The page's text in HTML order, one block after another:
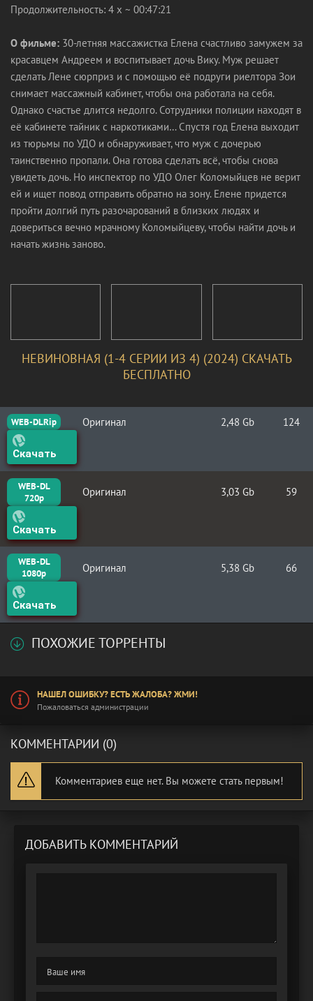
Продолжительность: 4 x ~ 00:47:21
О фильме: 30-летняя массажистка Елена счастливо замужем за
красавцем Андреем и воспитывает дочь Вику. Муж решает
сделать Лене сюрприз и с помощью её подруги риелтора Зои
снимает массажный кабинет, чтобы она работала на себя.
Однако счастье длится недолго. Сотрудники полиции находят в
её кабинете тайник с наркотиками… Спустя год Елена выходит
из тюрьмы по УДО и обнаруживает, что муж с дочерью
таинственно пропали. Она готова сделать всё, чтобы снова
увидеть дочь. Но инспектор по УДО Олег Коломыйцев не верит
ей и ищет повод отправить обратно на зону. Елене придется
пройти долгий путь разочарований в близких людях и
довериться вечно мрачному Коломыйцеву, чтобы найти дочь и
начать жизнь заново.
НЕВИНОВНАЯ (1-4 СЕРИИ ИЗ 4) (2024) СКАЧАТЬ
БЕСПЛАТНО
WEB-DLRip Оригинал 2,48 Gb 124
Скачать
WEB-DL
720p
Оригинал 3,03 Gb 59
Скачать
WEB-DL
1080p
Оригинал 5,38 Gb 66
Скачать
ПОХОЖИЕ ТОРРЕНТЫ
НАШЕЛ ОШИБКУ? ЕСТЬ ЖАЛОБА? ЖМИ!
Пожаловаться администрации
КОММЕНТАРИИ (0)
Комментариев еще нет. Вы можете стать первым!
ДОБАВИТЬ КОММЕНТАРИЙ